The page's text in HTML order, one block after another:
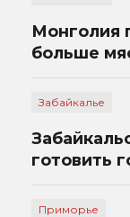
Монголия
больше
Забайкалье
готовить
Приморье